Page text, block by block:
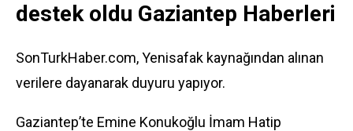
destek oldu Gaziantep Haberleri
SonTurkHaber.com, Yenisafak kaynağından alınan
verilere dayanarak duyuru yapıyor.
Gaziantep’te Emine Konukoğlu İmam Hatip